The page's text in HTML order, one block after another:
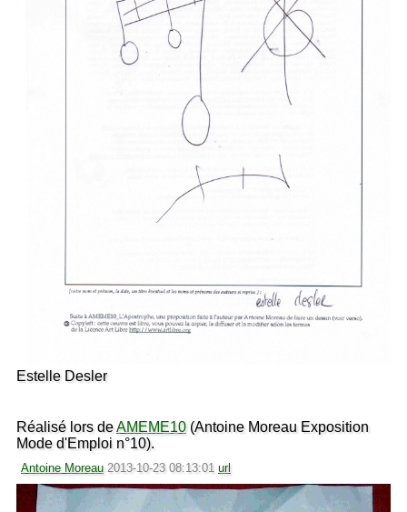
Estelle Desler
Réalisé lors deAMEME10 (Antoine Moreau Exposition
Mode d'Emploi n°10).
Antoine Moreau 2013-10-23 08:13:01 url